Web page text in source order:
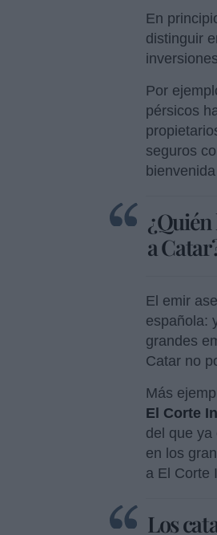
En
distinguir
Por
pérsicos
seguros
¿Quién
a
El emir
española:
grandes
Catar no
Más
El Corte
del que ya
en los
a El Corte
Los